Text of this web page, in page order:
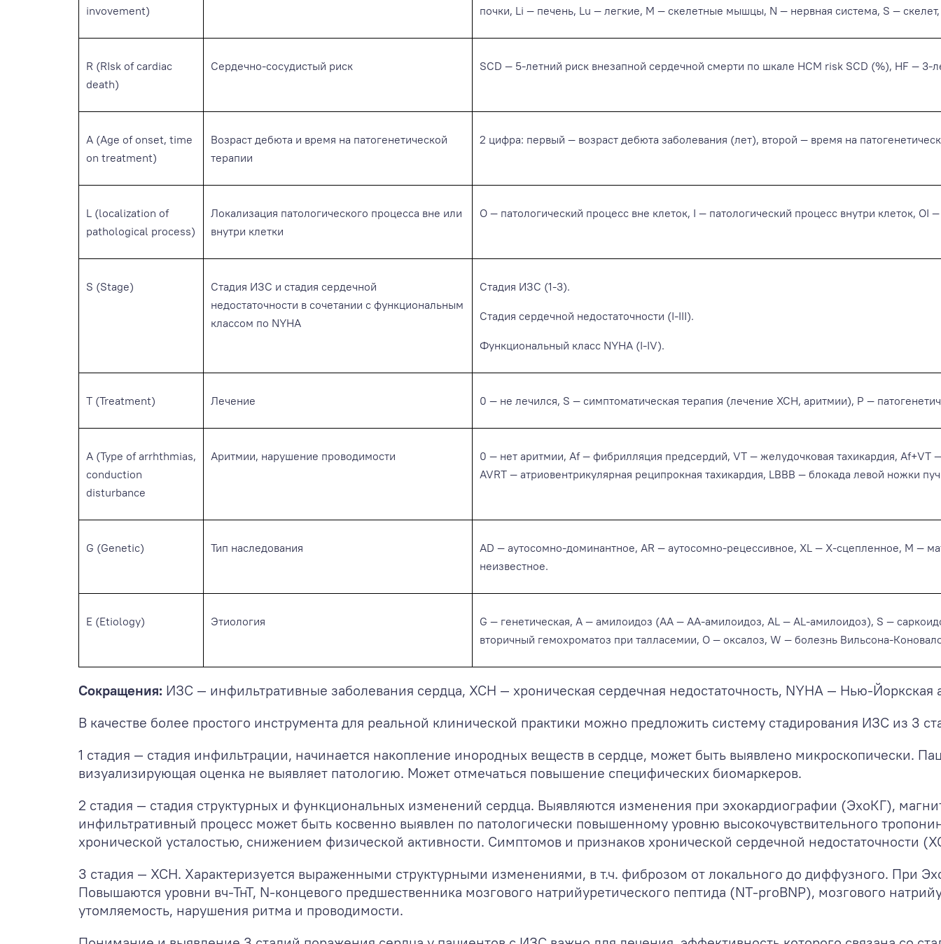
invovement)
почки, Li — печень, Lu — легкие, M — скелетные мышцы, N — нервная система, S —
R (RIsk of cardiac
death)
Сердечно-сосудистый риск SCD — 5-летний риск внезапной сердечной смерти по шкале HCM risk SCD (%), HF —
A (Age of onset, time
on treatment)
Возраст дебюта и время на патогенетической
терапии
2 цифра: первый — возраст дебюта заболевания (лет), второй — время на
L (localization of
pathological process)
Локализация патологического процесса вне или
внутри клетки
O — патологический процесс вне клеток, I — патологический процесс внутри клеток, OI
S (Stage)
Стадия ИЗС и стадия сердечной
недостаточности в сочетании с функциональным
классом по NYHA
Стадия ИЗС (1-3).
Стадия сердечной недостаточности (I-III).
Функциональный класс NYHA (I-IV).
T (Treatment) Лечение 0 — не лечился, S — симптоматическая терапия (лечение ХСН, аритмии), P —
A (Type of arrhthmias,
conduction
disturbance
Аритмии, нарушение проводимости
0 — нет аритмии, Af — фибрилляция предсердий, VT — желудочковая тахикардия,
AVRT — атриовентрикулярная реципрокная тахикардия, LBBB — блокада левой ножки
G (Genetic) Тип наследования
AD — аутосомно-доминантное, AR — аутосомно-рецессивное, ХL — Х-сцепленное, М —
неизвестное.
E (Etiology) Этиология
G — генетическая, А — амилоидоз (АА — АА-амилоидоз, AL — AL-амилоидоз), S —
вторичный гемохроматоз при талласемии, О — оксалоз, W — болезнь Вильсона-
Сокращения: ИЗС — инфильтративные заболевания сердца, ХСН — хроническая сердечная недостаточность, NYHA — Нью-Йоркская
В качестве более простого инструмента для реальной клинической практики можно предложить систему стадирования ИЗС из 3
1 стадия — стадия инфильтрации, начинается накопление инородных веществ в сердце, может быть выявлено микроскопически.
визуализирующая оценка не выявляет патологию. Может отмечаться повышение специфических биомаркеров.
2 стадия — стадия структурных и функциональных изменений сердца. Выявляются изменения при эхокардиографии (ЭхоКГ),
инфильтративный процесс может быть косвенно выявлен по патологически повышенному уровню высокочувствительного
хронической усталостью, снижением физической активности. Симптомов и признаков хронической сердечной недостаточности
3 стадия — ХСН. Характеризуется выраженными структурными изменениями, в т.ч. фиброзом от локального до диффузного. При
Повышаются уровни вч-ТнТ, N-концевого предшественника мозгового натрийуретического пептида (NT-proBNP), мозгового
утомляемость, нарушения ритма и проводимости.